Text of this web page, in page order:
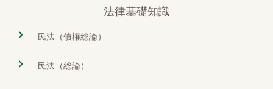
法律基礎知識
民法（債権総論）
民法（総論）